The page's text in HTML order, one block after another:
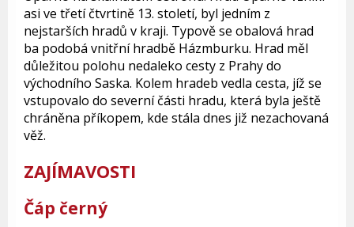
asi ve třetí čtvrtině 13. století, byl jedním z
nejstarších hradů v kraji. Typově se obalová hrad
ba podobá vnitřní hradbě Házmburku. Hrad měl
důležitou polohu nedaleko cesty z Prahy do
východního Saska. Kolem hradeb vedla cesta, jíž se
vstupovalo do severní části hradu, která byla ještě
chráněna příkopem, kde stála dnes již nezachovaná
věž.
ZAJÍMAVOSTI
Čáp černý